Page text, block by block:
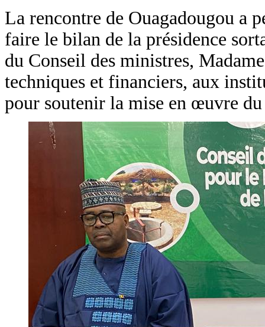
La rencontre de Ouagadougou a
faire le bilan de la présidence
du Conseil des ministres,
techniques et financiers, aux
pour soutenir la mise en œuvre